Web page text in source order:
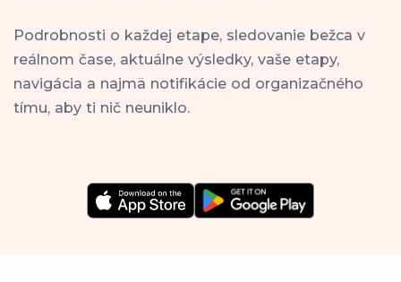
Podrobnosti o každej etape, sledovanie bežca v
reálnom čase, aktuálne výsledky, vaše etapy,
navigácia a najmä notifikácie od organizačného
tímu, aby ti nič neuniklo.